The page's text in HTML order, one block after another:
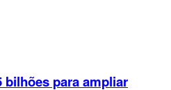
bilhões para ampliar